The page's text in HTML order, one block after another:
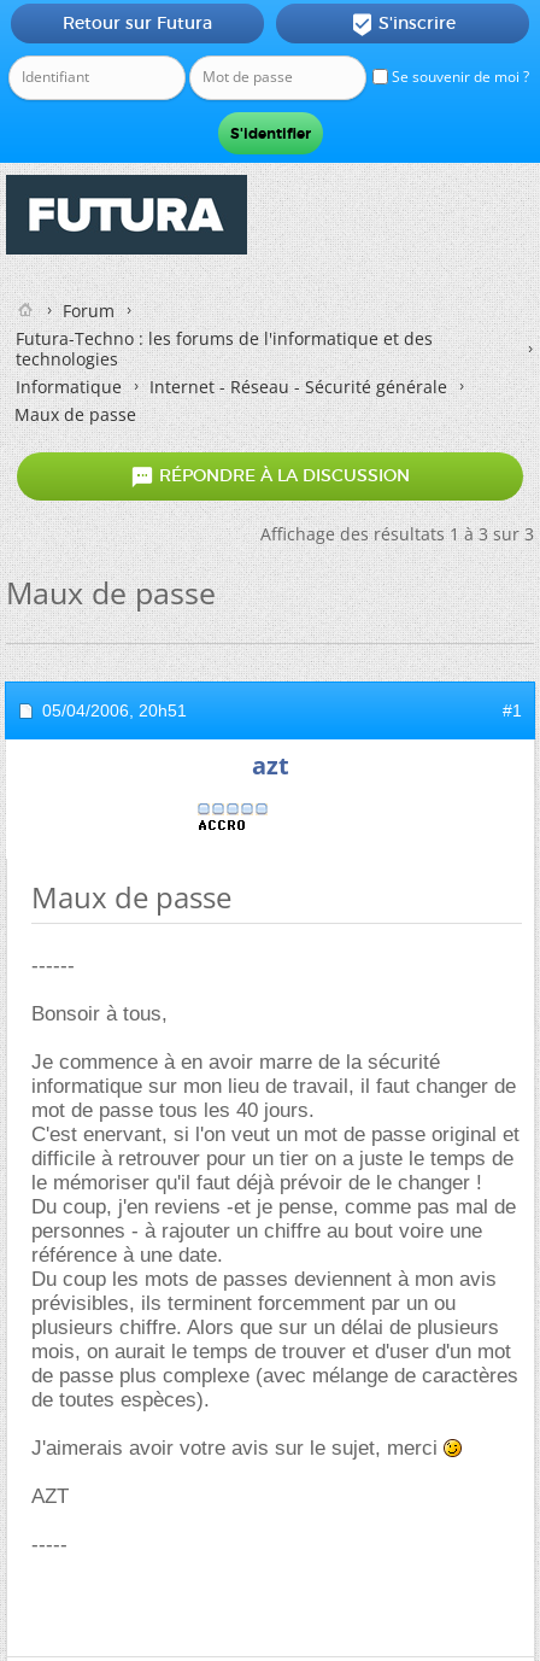
Se souvenir de moi ?
Retour sur Futura  S'inscrire
Forum
Futura-Techno : les forums de l'informatique et des
technologies
Informatique
Internet - Réseau - Sécurité générale
Maux de passe
 RÉPONDRE À LA DISCUSSION
Affichage des résultats 1 à 3 sur 3
Maux de passe
05/04/2006, 20h51 #1
azt
Maux de passe
------
Bonsoir à tous,
Je commence à en avoir marre de la sécurité
informatique sur mon lieu de travail, il faut changer de
mot de passe tous les 40 jours.
C'est enervant, si l'on veut un mot de passe original et
difficile à retrouver pour un tier on a juste le temps de
le mémoriser qu'il faut déjà prévoir de le changer !
Du coup, j'en reviens -et je pense, comme pas mal de
personnes - à rajouter un chiffre au bout voire une
référence à une date.
Du coup les mots de passes deviennent à mon avis
prévisibles, ils terminent forcemment par un ou
plusieurs chiffre. Alors que sur un délai de plusieurs
mois, on aurait le temps de trouver et d'user d'un mot
de passe plus complexe (avec mélange de caractères
de toutes espèces).
J'aimerais avoir votre avis sur le sujet, merci
AZT
-----